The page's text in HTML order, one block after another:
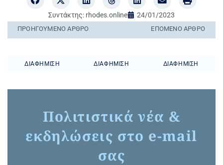
Συντάκτης: rhodes.online 24/01/2023
ΠΡΟΗΓΟΎΜΕΝO ΆΡΘΡΟ ΕΠΌΜΕΝΟ ΆΡΘΡΟ
ΔΙΑΦΉΜΙΣΗ ΔΙΑΦΉΜΙΣΗ ΔΙΑΦΉΜΙΣΗ
Πολιτιστικά νέα &
εκδηλώσεις στο e-mail
σας